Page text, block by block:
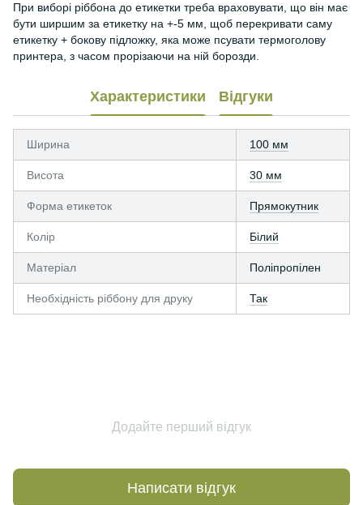
При виборі ріббона до етикетки треба враховувати, що він має
бути ширшим за етикетку на +-5 мм, щоб перекривати саму
етикетку + бокову підложку, яка може псувати термоголову
принтера, з часом прорізаючи на ній борозди.
Характеристики Відгуки
Ширина 100 мм
Висота 30 мм
Форма етикеток Прямокутник
Колір Білий
Матеріал Поліпропілен
Необхідність ріббону для друку Так
Додайте перший відгук
Написати відгук